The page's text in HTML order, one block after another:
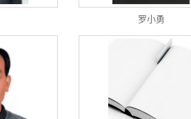
罗小勇